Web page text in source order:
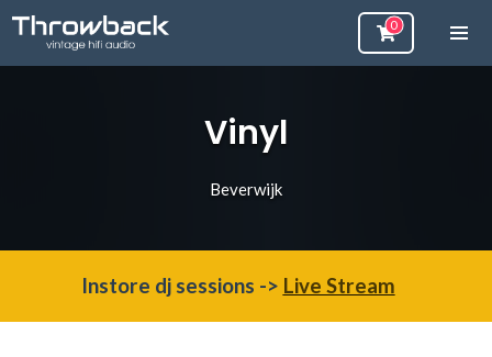
Vinyl
Beverwijk
Instore dj sessions -> Live Stream